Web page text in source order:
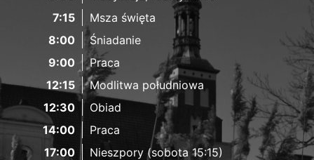
7:15
Msza święta
8:00
Śniadanie
9:00
Praca
12:15
Modlitwa południowa
12:30
Obiad
14:00
Praca
17:00
Nieszpory (sobota 15:15)